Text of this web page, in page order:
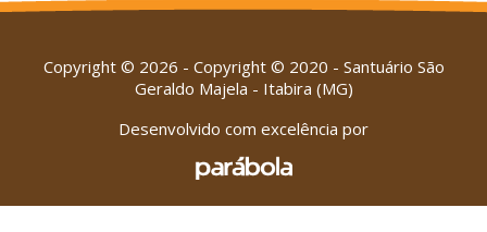
Copyright © 2026 - Copyright © 2020 - Santuário São
Geraldo Majela - Itabira (MG)
Desenvolvido com excelência por